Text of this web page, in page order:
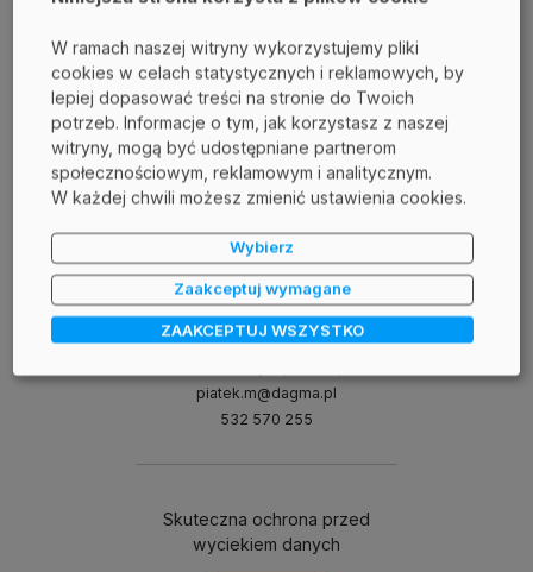
Udostępnij:
Autorem tekstu jest Joanna Świerczyńska
Mateusz Piątek
senior product manager Safetica / Holm Security / Segura
Masz pytania?
piatek.m@dagma.pl
532 570 255
Skuteczna ochrona przed
wyciekiem danych
W ramach naszej witryny wykorzystujemy pliki
cookies w celach statystycznych i reklamowych, by
lepiej dopasować treści na stronie do Twoich
potrzeb. Informacje o tym, jak korzystasz z naszej
witryny, mogą być udostępniane partnerom
społecznościowym, reklamowym i analitycznym.
W każdej chwili możesz zmienić ustawienia cookies.
Wybierz
Zaakceptuj wymagane
ZAAKCEPTUJ WSZYSTKO